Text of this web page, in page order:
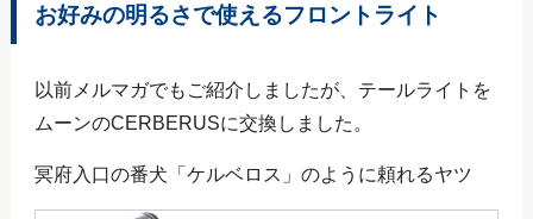
お好みの明るさで使えるフロントライト
以前メルマガでもご紹介しましたが、テールライトを
ムーンのCERBERUSに交換しました。
冥府入口の番犬「ケルベロス」のように頼れるヤツ